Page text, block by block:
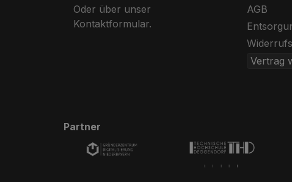
Oder über unser
Kontaktformular.
AGB
Vertrag
Partner